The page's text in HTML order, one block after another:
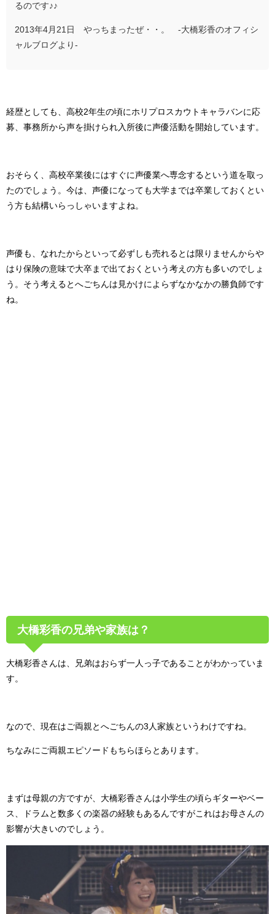
るのです♪♪
2013年4月21日 やっちまったぜ・・。 -大橋彩香のオフィシ
ャルブログより-
経歴としても、高校2年生の頃にホリプロスカウトキャラバンに応
募、事務所から声を掛けられ入所後に声優活動を開始しています。
おそらく、高校卒業後にはすぐに声優業へ専念するという道を取っ
たのでしょう。今は、声優になっても大学までは卒業しておくとい
う方も結構いらっしゃいますよね。
声優も、なれたからといって必ずしも売れるとは限りませんからや
はり保険の意味で大卒まで出ておくという考えの方も多いのでしょ
う。そう考えるとへごちんは見かけによらずなかなかの勝負師です
ね。
大橋彩香の兄弟や家族は？
大橋彩香さんは、兄弟はおらず一人っ子であることがわかっていま
す。
なので、現在はご両親とへごちんの3人家族というわけですね。
ちなみにご両親エピソードもちらほらとあります。
まずは母親の方ですが、大橋彩香さんは小学生の頃らギターやベー
ス、ドラムと数多くの楽器の経験もあるんですがこれはお母さんの
影響が大きいのでしょう。